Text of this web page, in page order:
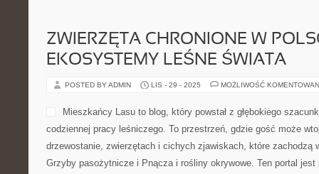
ZWIERZĘTA CHRONIONE W
EKOSYSTEMY LEŚNE ŚWIATA
POSTED BY ADMIN LIS - 29 - 2025 MOŻLIWOŚĆ
Mieszkańcy Lasu to blog, który powstał z głębokiego
codziennej pracy leśniczego. To przestrzeń, gdzie gość może
drzewostanie, zwierzętach i cichych zjawiskach, które zachodzą
Grzyby pasożytnicze i Pnącza i rośliny okrywowe. Ten portal